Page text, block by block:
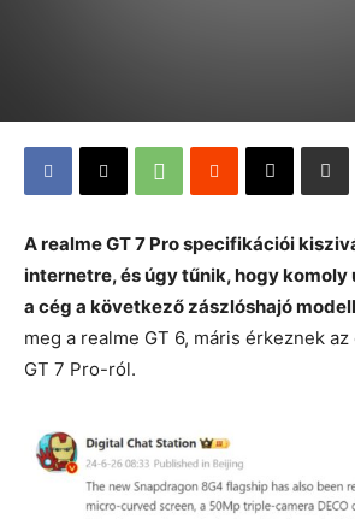
A realme GT 7 Pro specifikációi
internetre, és úgy tűnik, hogy
a cég a következő zászlóshajó
meg a realme GT 6, máris érkeznek
GT 7 Pro-ról.